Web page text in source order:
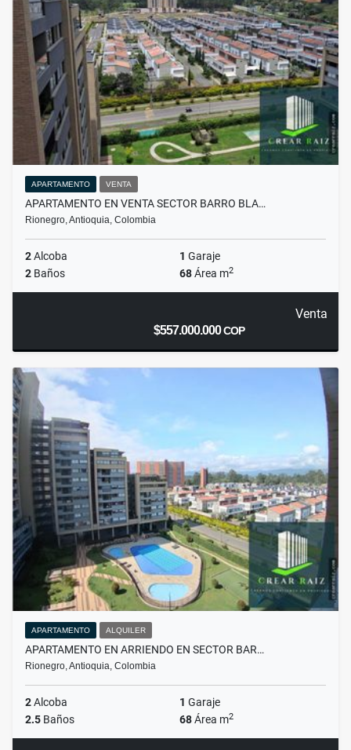
APARTAMENTO VENTA
APARTAMENTO EN VENTA SECTOR BARRO BLA…
Rionegro, Antioquia, Colombia
2Alcoba 1 Garaje
2 Baños 68Área m2
Venta
$557.000.000COP
APARTAMENTO ALQUILER
APARTAMENTO EN ARRIENDO EN SECTOR BAR…
Rionegro, Antioquia, Colombia
2Alcoba 1 Garaje
2.5 Baños 68Área m2